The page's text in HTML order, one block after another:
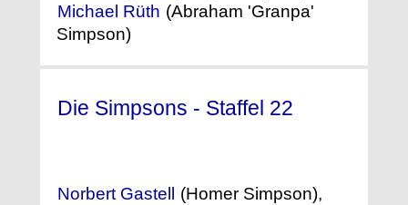
Michael Rüth (Abraham 'Granpa'
Simpson)
Die Simpsons - Staffel 22
Norbert Gastell
(Homer Simpson),